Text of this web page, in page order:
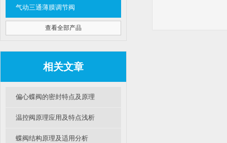
气动三通薄膜调节阀
查看全部产品
相关文章
偏心蝶阀的密封特点及原理
温控阀原理应用及特点浅析
蝶阀结构原理及适用分析